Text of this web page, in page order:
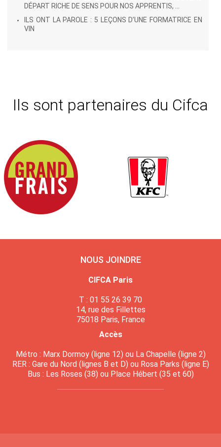
DÉPART RICHE DE SENS POUR NOS APPRENTIS, ...
ILS ONT LA PAROLE : 5 LEÇONS D’UNE FORMATRICE EN
VIN
Ils sont partenaires du Cifca
NOUS JOINDRE
CIFCA Paris
T : 01 55 26 39 70
14, rue des Fillettes
75018 Paris, France
Accès
Métro : Marx Dormoy (ligne 12) ou La Chapelle (ligne 2)
RER : Gare du Nord (lignes B et D) ou Rosa Parks (ligne E)
Bus : Les Roses (38) ou Place Hébert (35 et 60)